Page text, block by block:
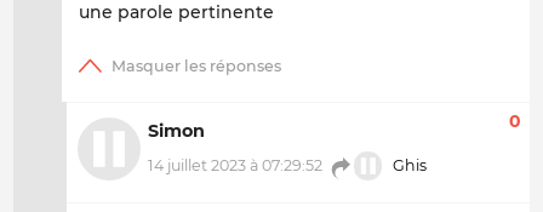
une parole pertinente
Simon
14 juillet 2023 à 07:29:52 Ghis
0